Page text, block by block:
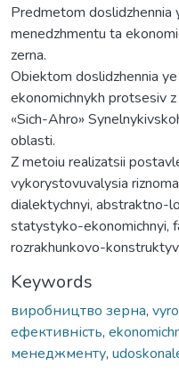
Predmetom
menedzhmentu ta
zerna.
Obiektom doslidzhennia
ekonomichnykh protsesiv
«Sich-Ahro»
oblasti.
Z metoiu realizatsii
vykorystovuvalysia
dialektychnyi, abstraktno-
statystyko-ekonomichnyi,
rozrakhunkovo-
Keywords
виробництво зерна,
ефективність,
менеджменту,